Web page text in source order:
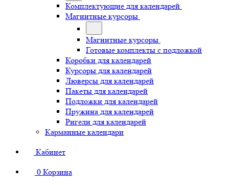
Комплектующие для календарей
Магнитные курсоры
Магнитные курсоры
Готовые комплекты с подложкой
Коробки для календарей
Курсоры для календарей
Люверсы для календарей
Пакеты для календарей
Подложки для календарей
Пружина для календарей
Ригели для календарей
Карманные календари
Кабинет
0 Корзина